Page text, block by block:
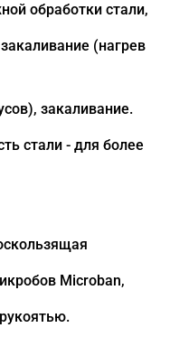
обработки стали,
(нагрев
закаливание.
стали - для более
Microban,